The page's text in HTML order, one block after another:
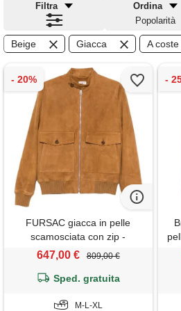
Filtra
Ordina
Popolarità
Beige Giacca A coste
FURSAC giacca in pelle
scamosciata con zip -
marrone
647,00 € 809,00 €
Sped. gratuita
M-L-XL